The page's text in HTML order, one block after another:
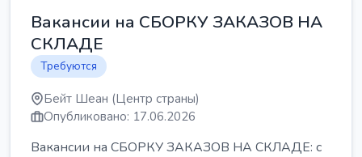
Вакансии на СБОРКУ ЗАКАЗОВ НА
СКЛАДЕ
Требуются
Бейт Шеан (Центр страны)
Опубликовано: 17.06.2026
Вакансии на СБОРКУ ЗАКАЗОВ НА СКЛАДЕ: с